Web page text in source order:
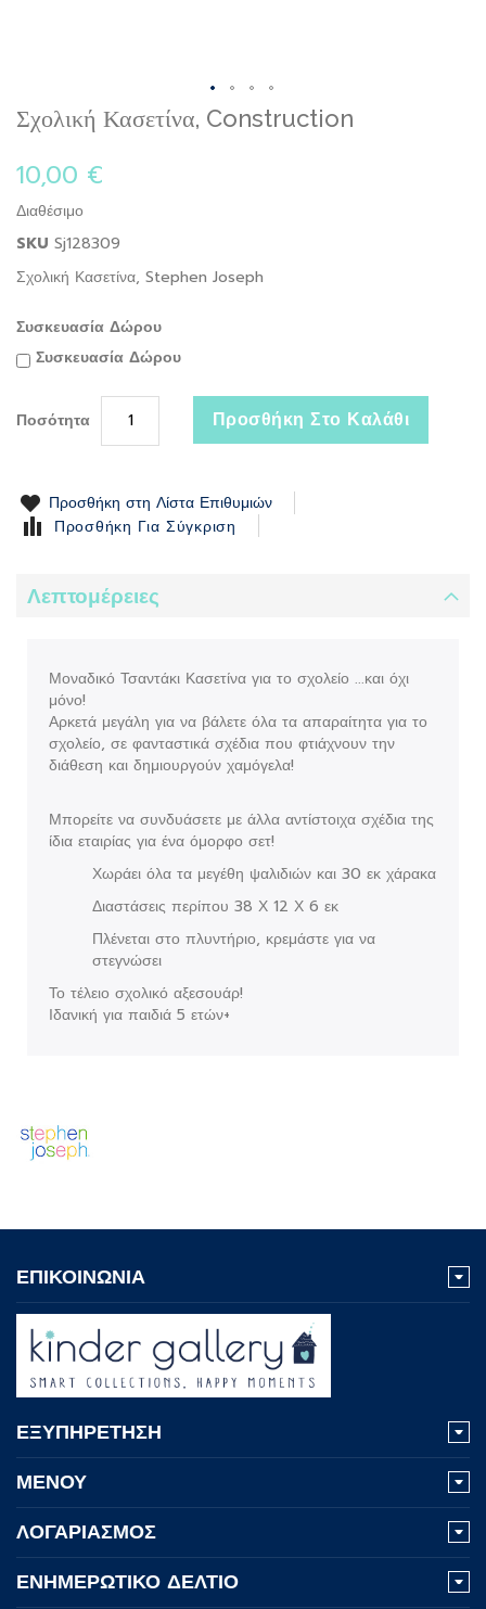
Σχολική Κασετίνα, Construction
10,00 €
Διαθέσιμο
SKU Sj128309
Σχολική Κασετίνα, Stephen Joseph
Συσκευασία Δώρου
Συσκευασία Δώρου
Ποσότητα Προσθήκη Στο Καλάθι
Προσθήκη στη Λίστα Επιθυμιών
Προσθήκη Για Σύγκριση
Λεπτομέρειες
Μοναδικό Τσαντάκι Κασετίνα για το σχολείο ...και όχι
μόνο!
Αρκετά μεγάλη για να βάλετε όλα τα απαραίτητα για το
σχολείο, σε φανταστικά σχέδια που φτιάχνουν την
διάθεση και δημιουργούν χαμόγελα!
Μπορείτε να συνδυάσετε με άλλα αντίστοιχα σχέδια της
ίδια εταιρίας για ένα όμορφο σετ!
Χωράει όλα τα μεγέθη ψαλιδιών και 30 εκ χάρακα
Διαστάσεις περίπου 38 Χ 12 Χ 6 εκ
Πλένεται στο πλυντήριο, κρεμάστε για να
στεγνώσει
Το τέλειο σχολικό αξεσουάρ!
Ιδανική για παιδιά 5 ετών+
Skip
to
beginning
of
the
images
gallery
ΕΠΙΚΟΙΝΩΝΙΑ
ΕΞΥΠΗΡΕΤΗΣΗ
ΜΕΝΟΥ
ΛΟΓΑΡΙΑΣΜΟΣ
ΕΝΗΜΕΡΩΤΙΚΟ ΔΕΛΤΙΟ